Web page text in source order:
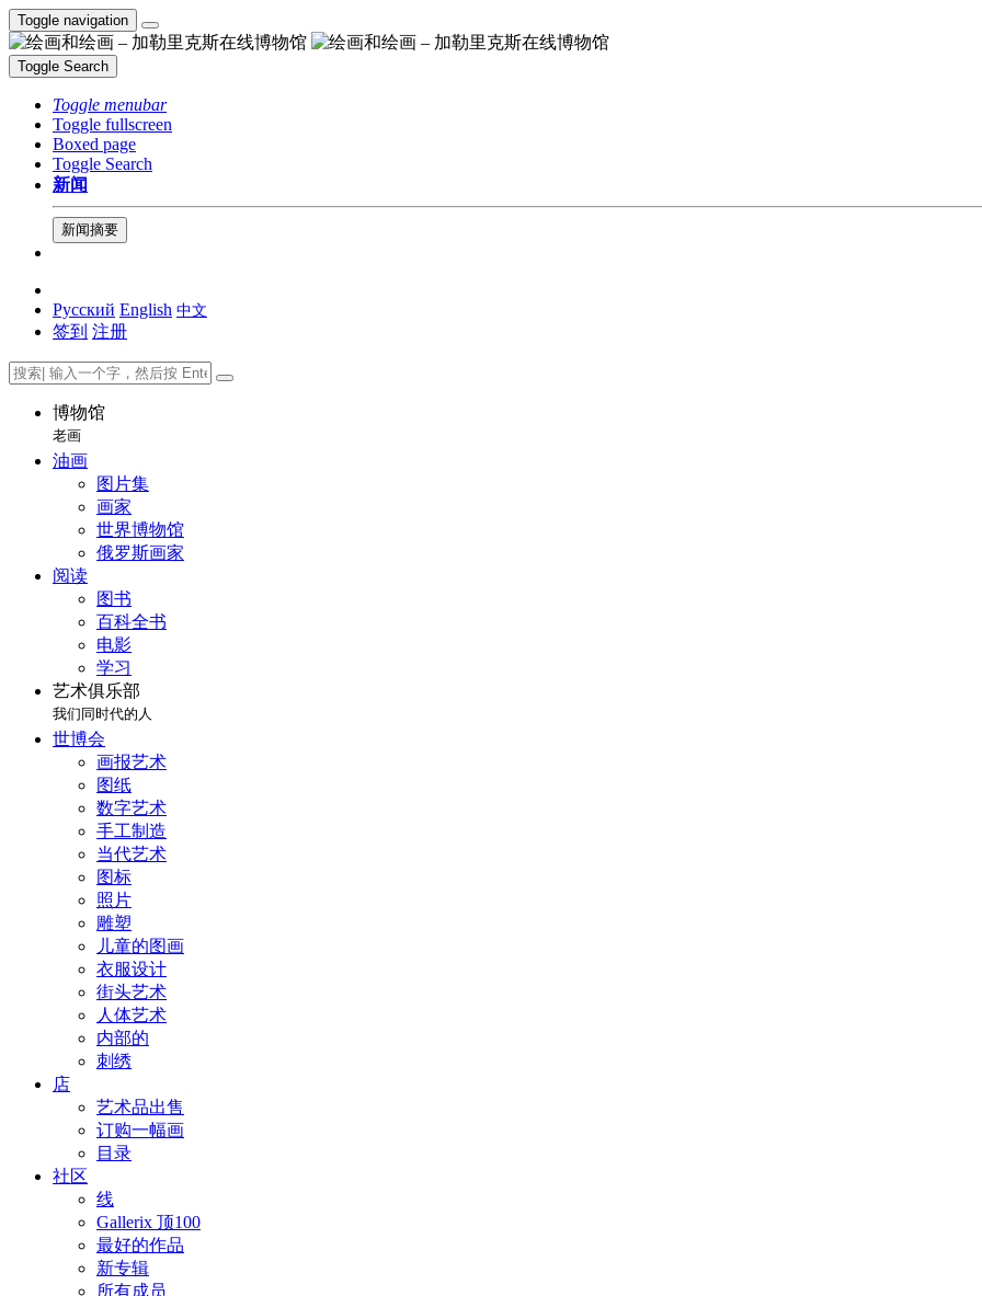
Toggle navigation
Toggle Search
Toggle menubar
Toggle fullscreen
Boxed page
Toggle Search
新闻
新闻摘要
Русский English 中文
签到 注册
博物馆
老画
油画
图片集
画家
世界博物馆
俄罗斯画家
阅读
图书
百科全书
电影
学习
艺术俱乐部
我们同时代的人
世博会
画报艺术
图纸
数字艺术
手工制造
当代艺术
图标
照片
雕塑
儿童的图画
衣服设计
街头艺术
人体艺术
内部的
刺绣
店
艺术品出售
订购一幅画
目录
社区
线
Gallerix 顶100
最好的作品
新专辑
所有成员